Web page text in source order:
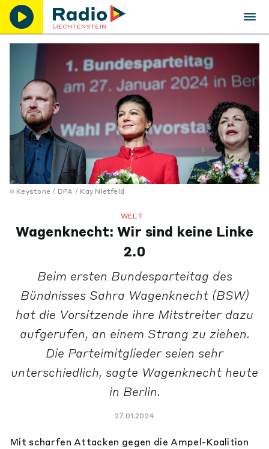
Keystone / DPA / Kay Nietfeld
WELT
Wagenknecht: Wir sind keine Linke
2.0
Beim ersten Bundesparteitag des
Bündnisses Sahra Wagenknecht (BSW)
hat die Vorsitzende ihre Mitstreiter dazu
aufgerufen, an einem Strang zu ziehen.
Die Parteimitglieder seien sehr
unterschiedlich, sagte Wagenknecht heute
in Berlin.
27.01.2024
Mit scharfen Attacken gegen die Ampel-Koalition